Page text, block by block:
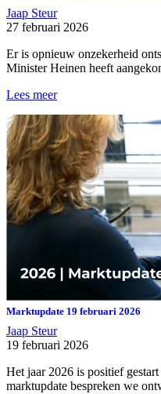
Jaap Steur
27 februari 2026
Er is opnieuw onzekerheid
Minister Heinen heeft
Lees meer
Marktupdate 19 februari 2026
Jaap Steur
19 februari 2026
Het jaar 2026 is positief
marktupdate bespreken we